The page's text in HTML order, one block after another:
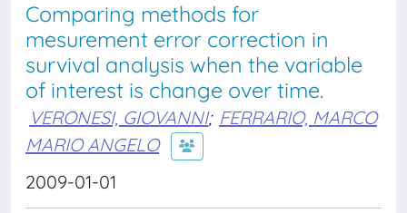
Comparing methods for
mesurement error correction in
survival analysis when the variable
of interest is change over time.
VERONESI, GIOVANNI; FERRARIO, MARCO
MARIO ANGELO
2009-01-01